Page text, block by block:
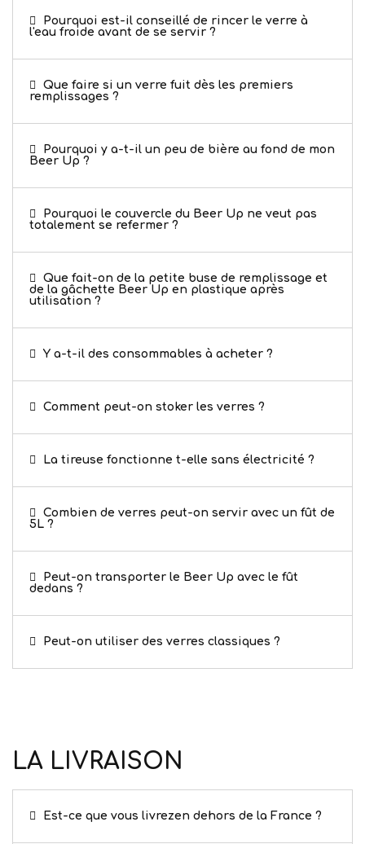
Pourquoi est-il conseillé de rincer le verre à
l'eau froide avant de se servir ?
Que faire si un verre fuit dès les premiers
remplissages ?
Pourquoi y a-t-il un peu de bière au fond de mon
Beer Up ?
Pourquoi le couvercle du Beer Up ne veut pas
totalement se refermer ?
Que fait-on de la petite buse de remplissage et
de la gâchette Beer Up en plastique après
utilisation ?
Y a-t-il des consommables à acheter ?
Comment peut-on stoker les verres ?
La tireuse fonctionne t-elle sans électricité ?
Combien de verres peut-on servir avec un fût de
5L ?
Peut-on transporter le Beer Up avec le fût
dedans ?
Peut-on utiliser des verres classiques ?
LA LIVRAISON
Est-ce que vous livrezen dehors de la France ?